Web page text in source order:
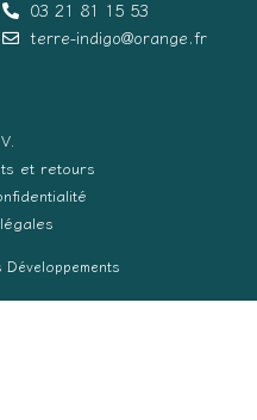
03 21 81 15 53
terre-indigo@orange.fr
et retours